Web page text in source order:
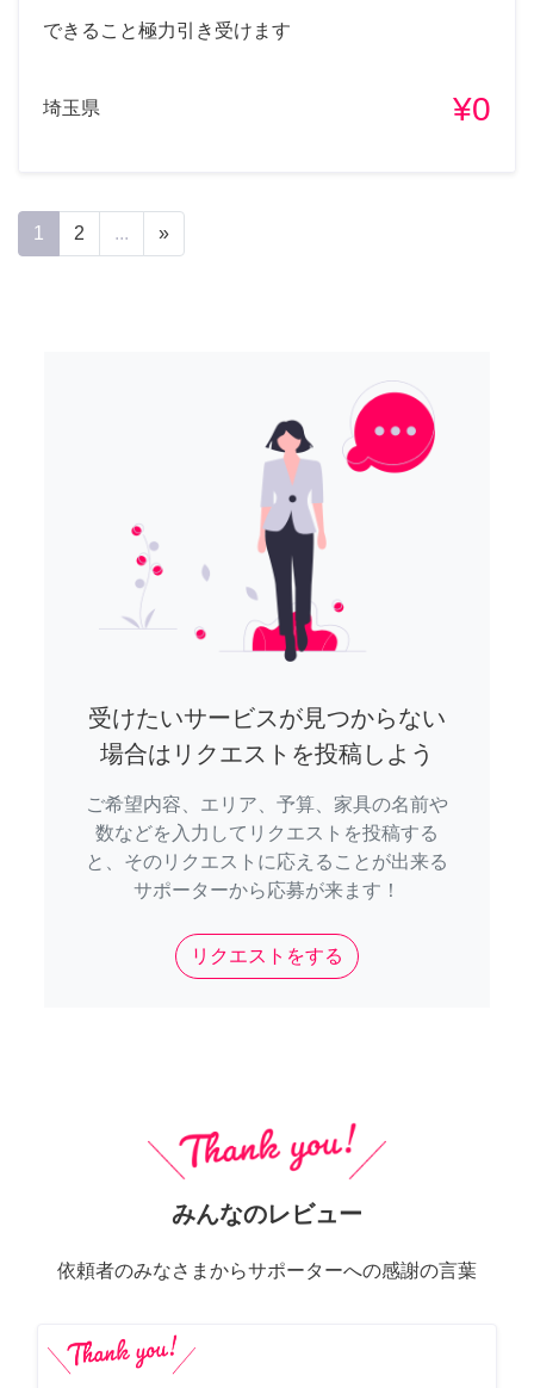
できること極力引き受けます
埼玉県 ¥0
1 2 ... »
受けたいサービスが見つからない
場合はリクエストを投稿しよう
ご希望内容、エリア、予算、家具の名前や
数などを入力してリクエストを投稿する
と、そのリクエストに応えることが出来る
サポーターから応募が来ます！
リクエストをする
みんなのレビュー
依頼者のみなさまからサポーターへの感謝の言葉